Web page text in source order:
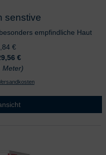
senstive
empfindliche Haut
€
€
Meter)